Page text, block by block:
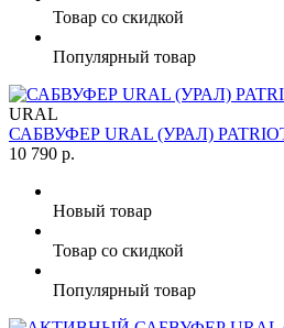
Товар со скидкой
Популярный товар
URAL
САБВУФЕР URAL (УРАЛ)
10 790 р.
Новый товар
Товар со скидкой
Популярный товар